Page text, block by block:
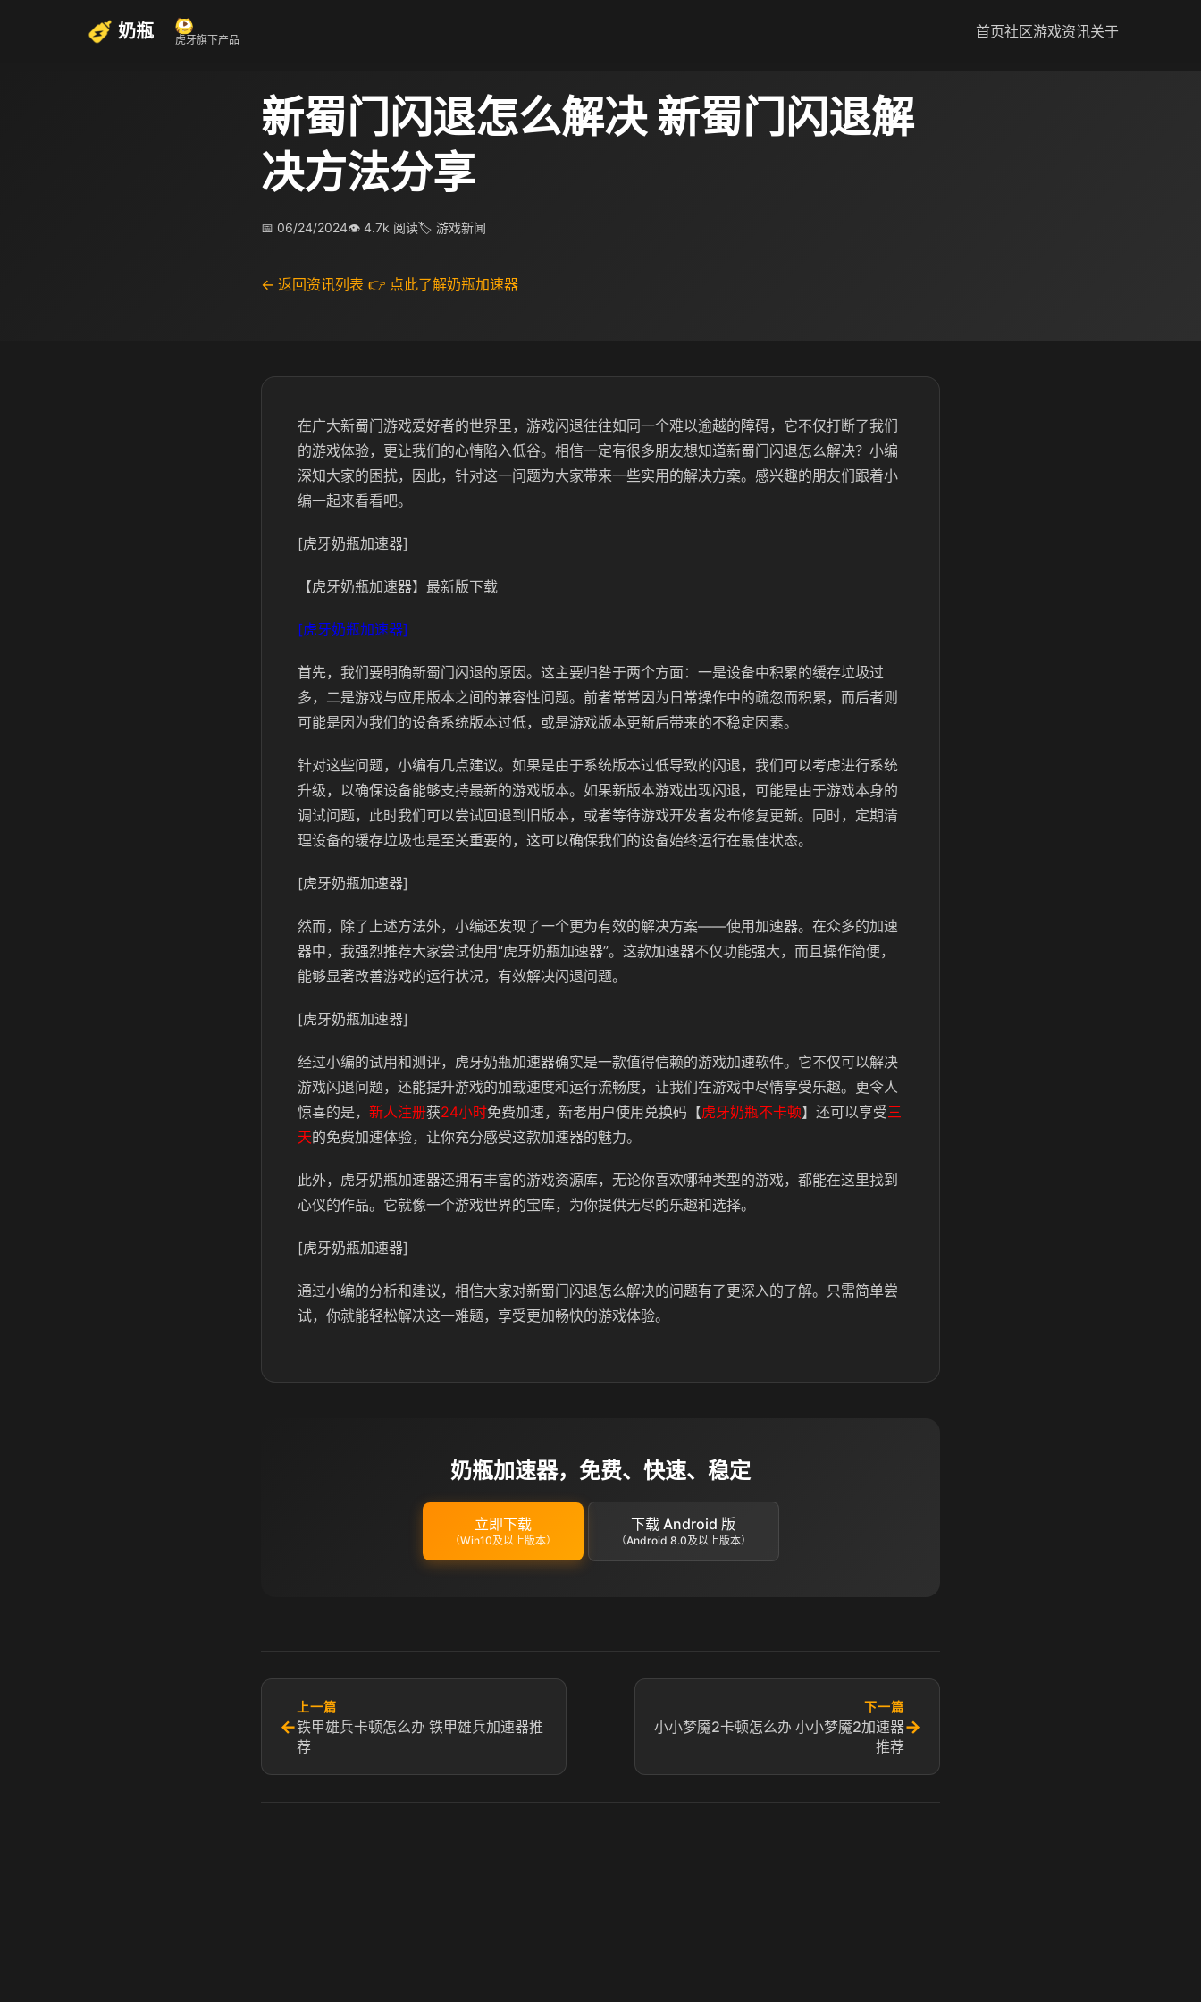
奶瓶 虎牙旗下产品 首页社区游戏资讯关于
新蜀门闪退怎么解决 新蜀门闪退解
决方法分享
📅 06/24/2024👁 4.7k 阅读🏷 游戏新闻
← 返回资讯列表 👉 点此了解奶瓶加速器
在广大新蜀门游戏爱好者的世界里，游戏闪退往往如同一个难以逾越的障碍，它不仅打断了我们
的游戏体验，更让我们的心情陷入低谷。相信一定有很多朋友想知道新蜀门闪退怎么解决？小编
深知大家的困扰，因此，针对这一问题为大家带来一些实用的解决方案。感兴趣的朋友们跟着小
编一起来看看吧。
[虎牙奶瓶加速器]
【虎牙奶瓶加速器】最新版下载
[虎牙奶瓶加速器]
首先，我们要明确新蜀门闪退的原因。这主要归咎于两个方面：一是设备中积累的缓存垃圾过
多，二是游戏与应用版本之间的兼容性问题。前者常常因为日常操作中的疏忽而积累，而后者则
可能是因为我们的设备系统版本过低，或是游戏版本更新后带来的不稳定因素。
针对这些问题，小编有几点建议。如果是由于系统版本过低导致的闪退，我们可以考虑进行系统
升级，以确保设备能够支持最新的游戏版本。如果新版本游戏出现闪退，可能是由于游戏本身的
调试问题，此时我们可以尝试回退到旧版本，或者等待游戏开发者发布修复更新。同时，定期清
理设备的缓存垃圾也是至关重要的，这可以确保我们的设备始终运行在最佳状态。
[虎牙奶瓶加速器]
然而，除了上述方法外，小编还发现了一个更为有效的解决方案——使用加速器。在众多的加速
器中，我强烈推荐大家尝试使用“虎牙奶瓶加速器”。这款加速器不仅功能强大，而且操作简便，
能够显著改善游戏的运行状况，有效解决闪退问题。
[虎牙奶瓶加速器]
经过小编的试用和测评，虎牙奶瓶加速器确实是一款值得信赖的游戏加速软件。它不仅可以解决
游戏闪退问题，还能提升游戏的加载速度和运行流畅度，让我们在游戏中尽情享受乐趣。更令人
惊喜的是， 新人注册获24小时免费加速，新老用户使用兑换码【虎牙奶瓶不卡顿】还可以享受三
天的免费加速体验，让你充分感受这款加速器的魅力。
此外，虎牙奶瓶加速器还拥有丰富的游戏资源库，无论你喜欢哪种类型的游戏，都能在这里找到
心仪的作品。它就像一个游戏世界的宝库，为你提供无尽的乐趣和选择。
[虎牙奶瓶加速器]
通过小编的分析和建议，相信大家对新蜀门闪退怎么解决的问题有了更深入的了解。只需简单尝
试，你就能轻松解决这一难题，享受更加畅快的游戏体验。
奶瓶加速器，免费、快速、稳定
立即下载
（Win10及以上版本）
下载 Android 版
（Android 8.0及以上版本）
←
上一篇
铁甲雄兵卡顿怎么办 铁甲雄兵加速器推
荐
下一篇
小小梦魇2卡顿怎么办 小小梦魇2加速器
推荐
→